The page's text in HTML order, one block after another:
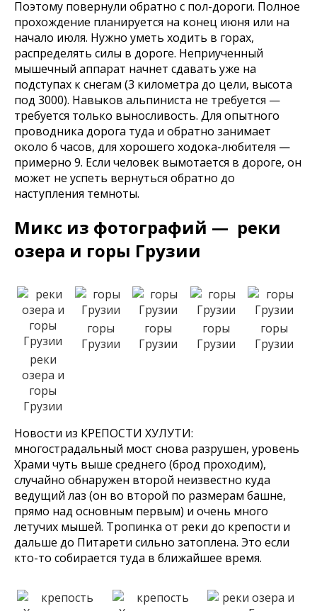
Поэтому повернули обратно с пол-дороги. Полное
прохождение планируется на конец июня или на
начало июля. Нужно уметь ходить в горах,
распределять силы в дороге. Неприученный
мышечный аппарат начнет сдавать уже на
подступах к снегам (3 километра до цели, высота
под 3000). Навыков альпиниста не требуется —
требуется только выносливость. Для опытного
проводника дорога туда и обратно занимает
около 6 часов, для хорошего ходока-любителя —
примерно 9. Если человек вымотается в дороге, он
может не успеть вернуться обратно до
наступления темноты.
Микс из фотографий — реки
озера и горы Грузии
реки
озера и
горы
Грузии
горы
Грузии
горы
Грузии
горы
Грузии
горы
Грузии
Новости из КРЕПОСТИ ХУЛУТИ:
многострадальный мост снова разрушен, уровень
Храми чуть выше среднего (брод проходим),
случайно обнаружен второй неизвестно куда
ведущий лаз (он во второй по размерам башне,
прямо над основным первым) и очень много
летучих мышей. Тропинка от реки до крепости и
дальше до Питарети сильно затоплена. Это если
кто-то собирается туда в ближайшее время.